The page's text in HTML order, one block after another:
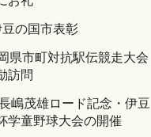
の国市表彰
県市町対抗駅伝競走大会
訪問
嶋茂雄ロード記念・伊豆
学童野球大会の開催